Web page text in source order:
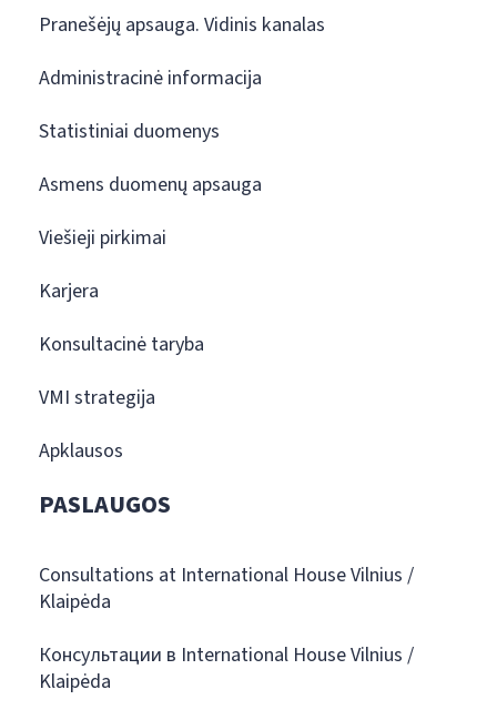
Pranešėjų apsauga. Vidinis kanalas
Administracinė informacija
Statistiniai duomenys
Asmens duomenų apsauga
Viešieji pirkimai
Karjera
Konsultacinė taryba
VMI strategija
Apklausos
PASLAUGOS
Consultations at International House Vilnius /
Klaipėda
Консультации в International House Vilnius /
Klaipėda